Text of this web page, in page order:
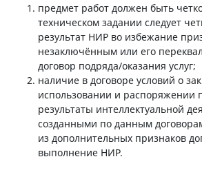
предмет работ должен быть
техническом задании следует
результат НИР во избежание
незаключённым или его
договор подряда/оказания услуг;
наличие в договоре условий о
использовании и распоряжении
результаты интеллектуальной
созданными по данным
из дополнительных признаков
выполнение НИР.